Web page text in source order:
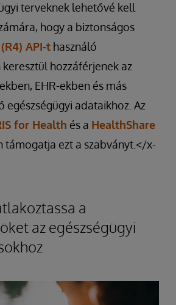
terveknek lehetővé kell
hogy a biztonságos
API-t használó
hozzáférjenek az
EHR-ekben és más
adataikhoz. Az
for Health és a HealthShare
támogatja ezt a szabványt.</x-
a
az egészségügyi